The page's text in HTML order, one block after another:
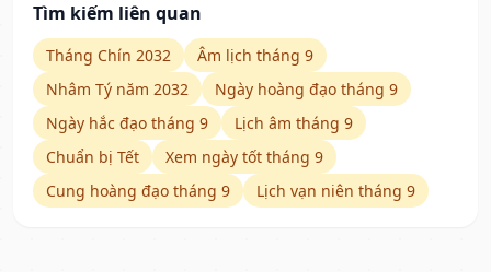
Tìm kiếm liên quan
Tháng Chín 2032
Âm lịch tháng 9
Nhâm Tý năm 2032
Ngày hoàng đạo tháng 9
Ngày hắc đạo tháng 9
Lịch âm tháng 9
Chuẩn bị Tết
Xem ngày tốt tháng 9
Cung hoàng đạo tháng 9
Lịch vạn niên tháng 9